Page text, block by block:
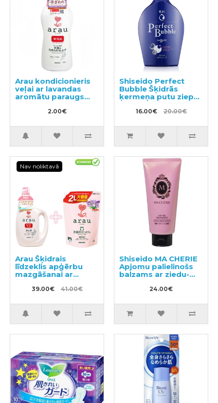
Arau kondicionieris
veļai ar lavandas
aromātu paraugs
2.00€
Shiseido Perfect
Bubble Šķidrās
ķermeņa putu ziepes
ar ilgstošu
dezodorējošu efektu
16.00€ 20.00€
Nav noliktavā
Arau Šķidrais
līdzeklis apģērbu
mazgāšanai ar
sastāvam pievienoto
lavandas un
ekstraktu 1200ml +
pildviela 2000ml
39.00€ 41.00€
Shiseido MA CHERIE
Apjomu palielinošs
balzams ar ziedu-
augļu aromātu 180g
24.00€